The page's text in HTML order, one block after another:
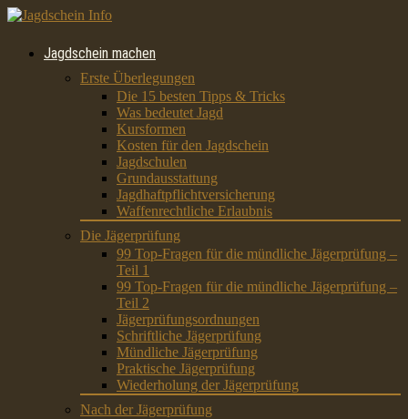
Jagdschein machen
Erste Überlegungen
Die 15 besten Tipps & Tricks
Was bedeutet Jagd
Kursformen
Kosten für den Jagdschein
Jagdschulen
Grundausstattung
Jagdhaftpflichtversicherung
Waffenrechtliche Erlaubnis
Die Jägerprüfung
99 Top-Fragen für die mündliche Jägerprüfung –
Teil 1
99 Top-Fragen für die mündliche Jägerprüfung –
Teil 2
Jägerprüfungsordnungen
Schriftliche Jägerprüfung
Mündliche Jägerprüfung
Praktische Jägerprüfung
Wiederholung der Jägerprüfung
Nach der Jägerprüfung